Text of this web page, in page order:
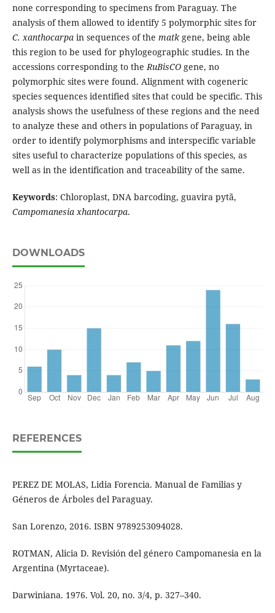
none corresponding to specimens from Paraguay. The
analysis of them allowed to identify 5 polymorphic sites for
C. xanthocarpain sequences of the matkgene, being able
this region to be used for phylogeographic studies. In the
accessions corresponding to theRuBisCOgene, no
polymorphic sites were found. Alignment with cogeneric
species sequences identified sites that could be specific. This
analysis shows the usefulness of these regions and the need
to analyze these and others in populations of Paraguay, in
order to identify polymorphisms and interspecific variable
sites useful to characterize populations of this species, as
well as in the identification and traceability of the same.
Keywords: Chloroplast, DNA barcoding, guavira pytã,
Campomanesia xhantocarpa.
DOWNLOADS
REFERENCES
PEREZ DE MOLAS, Lidia Forencia. Manual de Familias y
Géneros de Árboles del Paraguay.
San Lorenzo, 2016. ISBN 9789253094028.
ROTMAN, Alicia D. Revisión del género Campomanesia en la
Argentina (Myrtaceae).
Darwiniana. 1976. Vol. 20, no. 3/4, p. 327–340.